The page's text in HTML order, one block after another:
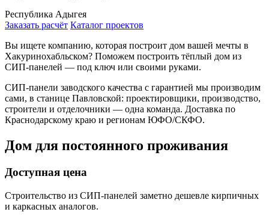
Республика Адыгея
Заказать расчёт Каталог проектов
Вы ищете компанию, которая построит дом вашей мечты в
Хакуринохабльском? Поможем построить тёплый дом из
СИП-панелей — под ключ или своими руками.
СИП-панели заводского качества с гарантией мы производим
сами, в станице Павловской: проектировщики, производство,
строители и отделочники — одна команда. Доставка по
Краснодарскому краю и регионам ЮФО/СКФО.
Дом для постоянного проживания
Доступная цена
Строительство из СИП-панелей заметно дешевле кирпичных
и каркасных аналогов.